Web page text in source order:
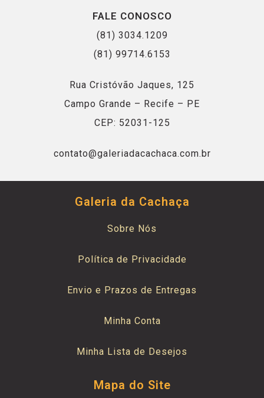
FALE CONOSCO
(81) 3034.1209
(81) 99714.6153
Rua Cristóvão Jaques, 125
Campo Grande – Recife – PE
CEP: 52031-125
contato@galeriadacachaca.com.br
Galeria da Cachaça
Sobre Nós
Política de Privacidade
Envio e Prazos de Entregas
Minha Conta
Minha Lista de Desejos
Mapa do Site